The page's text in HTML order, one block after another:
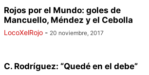
Rojos por el Mundo: goles de
Mancuello, Méndez y el Cebolla
LocoXelRojo - 20 noviembre, 2017
C. Rodríguez: “Quedé en el debe”